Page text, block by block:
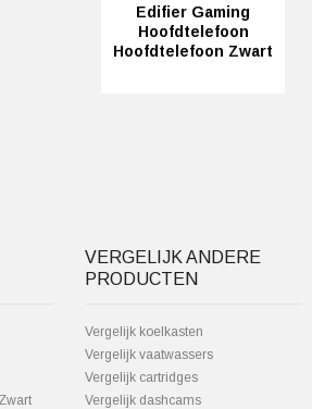
Edifier Gaming
Hoofdtelefoon
Hoofdtelefoon Zwart
VERGELIJK ANDERE
PRODUCTEN
Vergelijk koelkasten
Vergelijk vaatwassers
Vergelijk cartridges
Vergelijk dashcams